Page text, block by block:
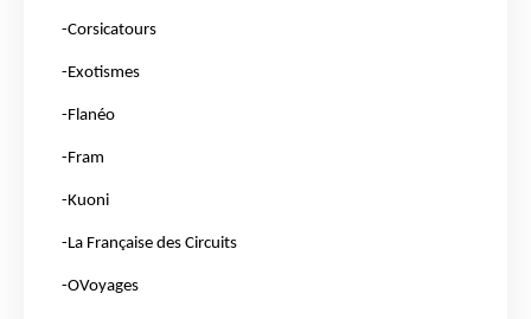
-Corsicatours
-Exotismes
-Flanéo
-Fram
-Kuoni
-La Française des Circuits
-OVoyages